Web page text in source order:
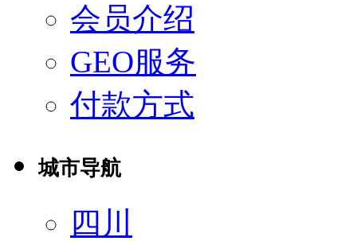
会员介绍
GEO服务
付款方式
城市导航
四川